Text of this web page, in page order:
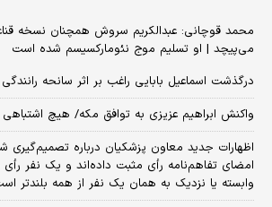
محمد قوچانی: عبدالکریم سروش همچنان نسخه
می‌پیچد | او تسلیم موج نئومارکسیسم شده است
درگذشت اسماعیل بابایی راغب بر اثر سانحه رانندگی
واکنش ابراهیم عزیزی به توافق مکه/ هیچ
امضای تفاهم‌نامه رأی مثبت داده‌اند و یک نفر
وابسته یا نزدیک به همان یک نفر از همه بلندتر